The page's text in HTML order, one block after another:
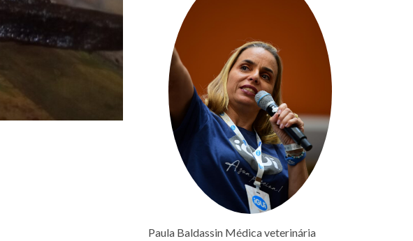
Paula Baldassin Médica veterinária